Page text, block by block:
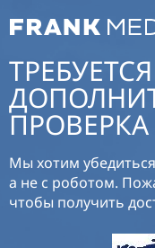
ТРЕБУЕТСЯ
ПРОВЕРКА
Мы хотим
а не с роботом.
чтобы получить